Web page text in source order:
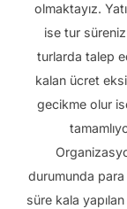
olmaktayız.
ise tur süreniz
turlarda talep
kalan ücret
gecikme olur
durumunda para
süre kala